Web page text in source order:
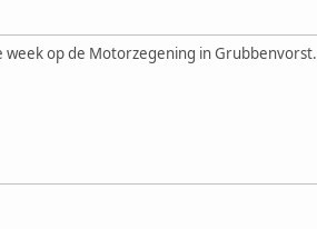
op de Motorzegening in Grubbenvorst.